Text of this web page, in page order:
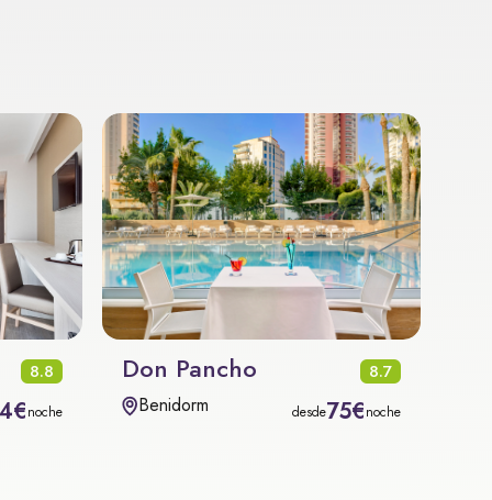
8.8
noche
Don Pancho 8.7
Benidorm desde75€noche